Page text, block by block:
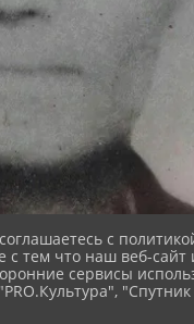
с
тем что наш веб-сайт
сервисы